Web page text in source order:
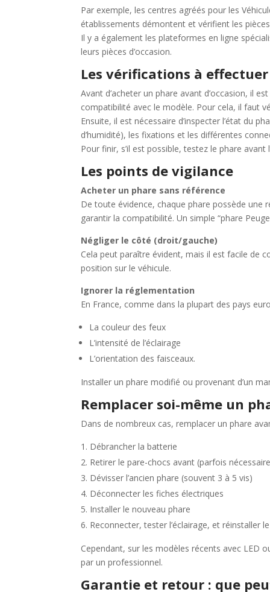
Par exemple, les centres agréés pour les
établissements démontent et vérifient les
Il y a également les plateformes en ligne
leurs pièces d’occasion.
Les vérifications à
Avant d’acheter un phare avant d’occasion, il
compatibilité avec le modèle. Pour cela, il faut
Ensuite, il est nécessaire d’inspecter l’état du
d’humidité), les fixations et les différentes
Pour finir, s’il est possible, testez le phare
Les points de vigilance
Acheter un phare sans référence
De toute évidence, chaque phare possède une
garantir la compatibilité. Un simple “phare
Négliger le côté (droit/gauche)
Cela peut paraître évident, mais il est facile de
position sur le véhicule.
Ignorer la réglementation
En France, comme dans la plupart des pays
La couleur des feux
L’intensité de l’éclairage
L’orientation des faisceaux.
Installer un phare modifié ou provenant d’un
Remplacer soi-même un
Dans de nombreux cas, remplacer un phare
Débrancher la batterie
Retirer le pare-chocs avant (parfois
Dévisser l’ancien phare (souvent 3 à 5 vis)
Déconnecter les fiches électriques
Installer le nouveau phare
Reconnecter, tester l’éclairage, et réinstaller
Cependant, sur les modèles récents avec LED
par un professionnel.
Garantie et retour : que